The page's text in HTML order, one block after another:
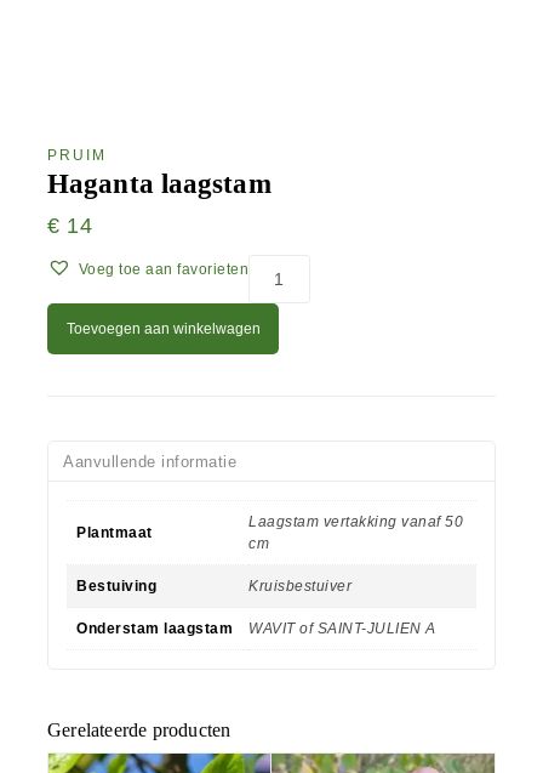
PRUIM
Haganta laagstam
€ 14
Voeg toe aan favorieten
Toevoegen aan winkelwagen
Aanvullende informatie
Plantmaat
Laagstam vertakking vanaf 50
cm
Bestuiving Kruisbestuiver
Onderstam laagstam WAVIT of SAINT-JULIEN A
Gerelateerde producten